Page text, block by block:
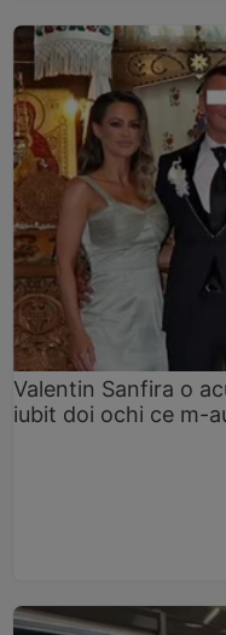
Valentin Sanfira o
iubit doi ochi ce m-